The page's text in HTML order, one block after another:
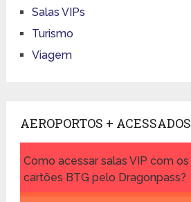
Salas VIPs
Turismo
Viagem
AEROPORTOS + ACESSADOS
Como acessar salas VIP com os
cartões BTG pelo Dragonpass?